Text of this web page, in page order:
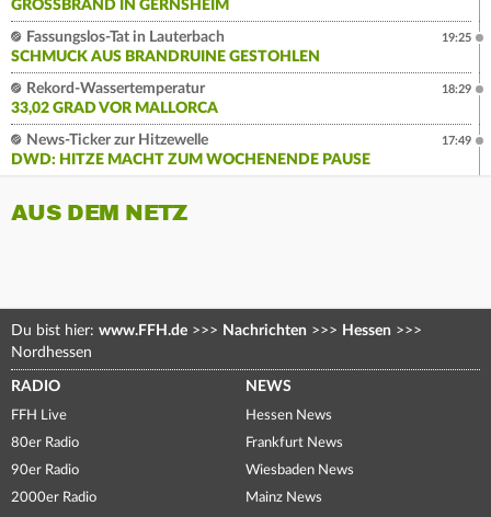
GROSSBRAND IN GERNSHEIM
Fassungslos-Tat in Lauterbach
SCHMUCK AUS BRANDRUINE GESTOHLEN
19:25
Rekord-Wassertemperatur
33,02 GRAD VOR MALLORCA
18:29
News-Ticker zur Hitzewelle
DWD: HITZE MACHT ZUM WOCHENENDE PAUSE
17:49
AUS DEM NETZ
Du bist hier: www.FFH.de >>> Nachrichten >>> Hessen >>>
Nordhessen
RADIO
FFH Live
80er Radio
90er Radio
2000er Radio
NEWS
Hessen News
Frankfurt News
Wiesbaden News
Mainz News